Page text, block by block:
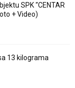
SPK “CENTAR
+ Video)
13 kilograma